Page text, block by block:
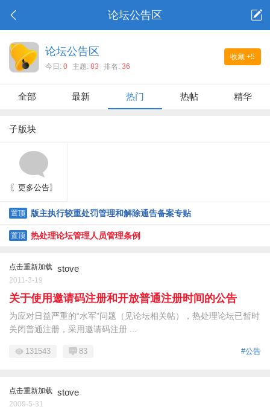
论坛公告区
收藏 +5
论坛公告区
今日: 0 主题: 83 排名: 36
全部 最新 热门 热帖 精华
子版块
〖更多公告〗
置顶 版主执行较重处罚管理和解除通告备案专贴
置顶 热处理论坛管理人员管理条例
点击重新加载 stove
2011-3-19
关于使用邀请码注册和开放普通注册时间的公告
为应对日益严重的“水军”问题（见论坛相关帖），热处理论坛已暂时
关闭普通注册，采用邀请码注册 ...
#公告
131543 83
点击重新加载 stove
2009-5-31